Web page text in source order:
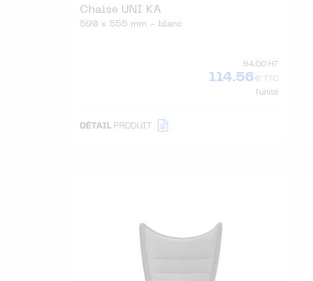
Chaise UNI KA
590 x 555 mm - blanc
94.00 HT
114.56€ TTC
l'unité
DÉTAIL PRODUIT